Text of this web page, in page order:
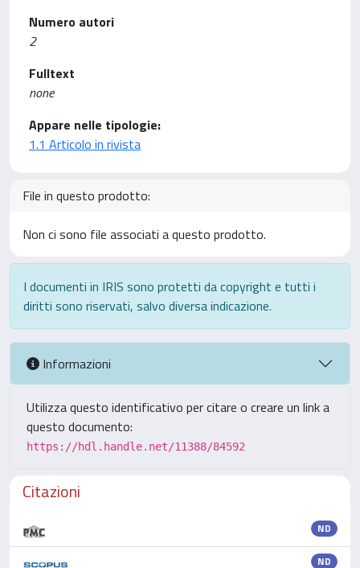
Numero autori
2
Fulltext
none
Appare nelle tipologie:
1.1 Articolo in rivista
File in questo prodotto:
Non ci sono file associati a questo prodotto.
I documenti in IRIS sono protetti da copyright e tutti i
diritti sono riservati, salvo diversa indicazione.
Informazioni
Utilizza questo identificativo per citare o creare un link a
questo documento:
https://hdl.handle.net/11388/84592
Citazioni
ND
ND